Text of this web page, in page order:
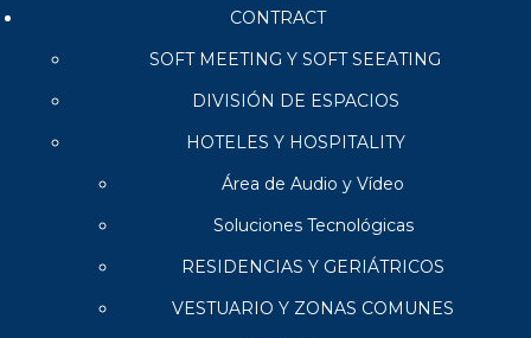
CONTRACT
SOFT MEETING Y SOFT SEEATING
DIVISIÓN DE ESPACIOS
HOTELES Y HOSPITALITY
Área de Audio y Vídeo
Soluciones Tecnológicas
RESIDENCIAS Y GERIÁTRICOS
VESTUARIO Y ZONAS COMUNES